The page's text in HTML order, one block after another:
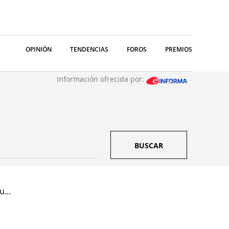
OPINIÓN TENDENCIAS FOROS PREMIOS
Información ofrecida por:
BUSCAR